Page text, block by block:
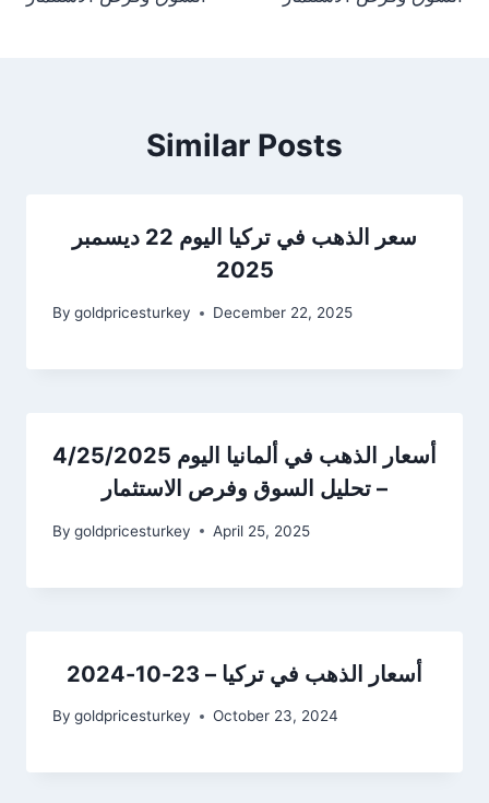
Similar Posts
سعر الذهب في تركيا اليوم 22 ديسمبر
2025
By goldpricesturkey December 22, 2025
أسعار الذهب في ألمانيا اليوم 4/25/2025
– تحليل السوق وفرص الاستثمار
By goldpricesturkey April 25, 2025
أسعار الذهب في تركيا – 23-10-2024
By goldpricesturkey October 23, 2024